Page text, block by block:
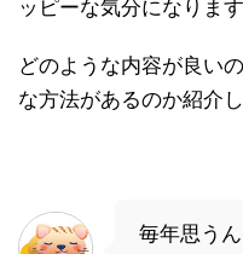
ッピーな気分になります
どのような内容が良い
な方法があるのか紹介し
毎年思う